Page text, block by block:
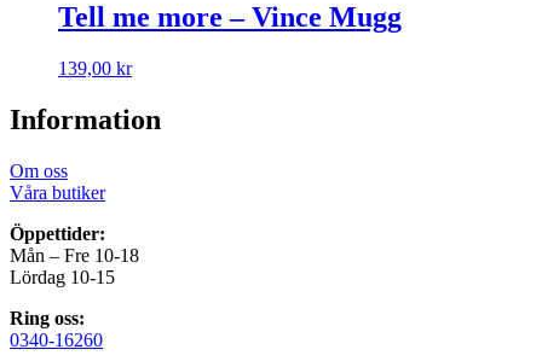
Tell me more – Vince Mugg
139,00 kr
Information
Om oss
Våra butiker
Öppettider:
Mån – Fre 10-18
Lördag 10-15
Ring oss:
0340-16260